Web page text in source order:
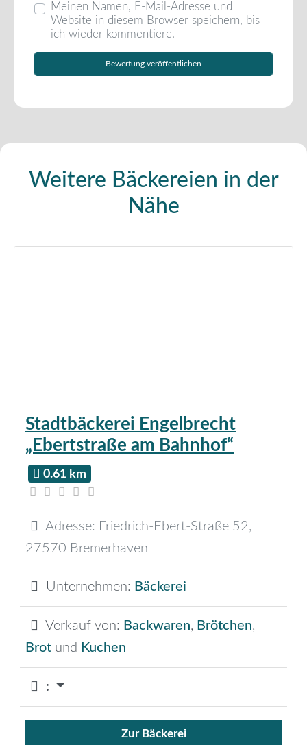
Meinen Namen, E-Mail-Adresse und
Website in diesem Browser speichern, bis
ich wieder kommentiere.
Weitere Bäckereien in der
Nähe
Stadtbäckerei Engelbrecht
„Ebertstraße am Bahnhof“
0.61 km
Adresse: Friedrich-Ebert-Straße 52,
27570 Bremerhaven
Unternehmen: Bäckerei
Verkauf von: Backwaren, Brötchen,
Brot und Kuchen
:
Verkauf von Brötchen,
Zur Bäckerei